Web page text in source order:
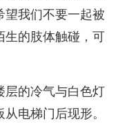
望我们不要一起被
生的肢体触碰，可
层的冷气与白色灯
电梯门后现形。